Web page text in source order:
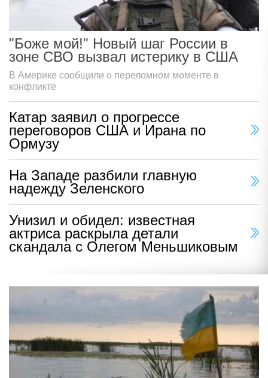
"Боже мой!" Новый шаг России в
зоне СВО вызвал истерику в США
В Америке сообщили о переломном моменте в
конфликте
Катар заявил о прогрессе
переговоров США и Ирана по
Ормузу
На Западе разбили главную
надежду Зеленского
Унизил и обидел: известная
актриса раскрыла детали
скандала с Олегом Меньшиковым